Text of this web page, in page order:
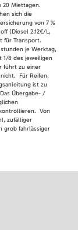
20 Miettagen.
sich die
von 7 %
(Diesel 2,12€/L,
für Transport.
je Werktag,
1/8 des jeweiligen
führt zu einer
Für Reifen,
ist zu
Übergabe- /
Von
zufälliger
grob fahrlässiger